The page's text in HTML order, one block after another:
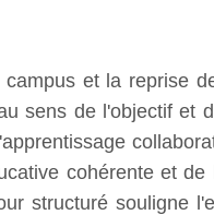
et la reprise
sens de l'objectif et
cohérente et
structuré souligne